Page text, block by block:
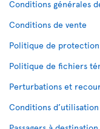
Conditions générales
Conditions de vente
Politique de
Politique de fichiers
Perturbations et
Conditions